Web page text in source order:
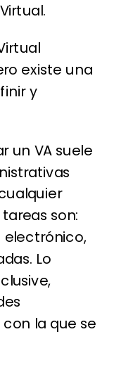
existe una
y
un VA suele
son:
electrónico,
Lo
la que se